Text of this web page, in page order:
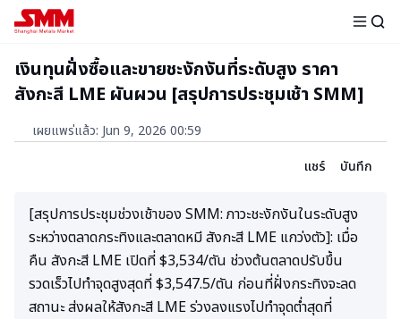
เงินทุนฝั่งซื้อและขายชะงักงันที่ระดับสูง ราคา
สังกะสี LME ผันผวน [สรุปการประชุมเช้า SMM]
เผยแพร่แล้ว: Jun 9, 2026 00:59
แชร์
บันทึก
[สรุปการประชุมช่วงเช้าของ SMM: ภาวะชะงักงันในระดับสูง
ระหว่างตลาดกระทิงและตลาดหมี สังกะสี LME แกว่งตัว]: เมื่อ
คืน สังกะสี LME เปิดที่ $3,534/ตัน ช่วงต้นตลาดปรับขึ้น
รวดเร็วไปทำจุดสูงสุดที่ $3,547.5/ตัน ก่อนที่ฝั่งกระทิงจะลด
สถานะ ส่งผลให้สังกะสี LME ร่วงลงแรงไปทำจุดต่ำสุดที่